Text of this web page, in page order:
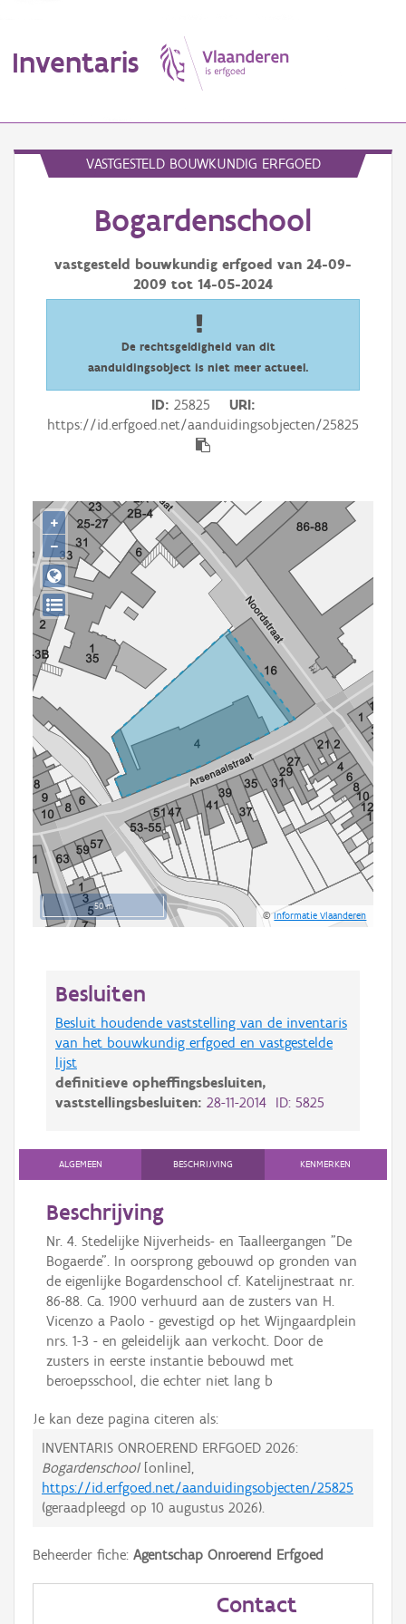
Inventaris
Aanduidingsobject
Waarneming
Persoon of collectief
Aanmelden
VASTGESTELD BOUWKUNDIG ERFGOED
Bogardenschool
vastgesteld bouwkundig erfgoed van 24-09-
2009 tot 14-05-2024
De rechtsgeldigheid van dit
aanduidingsobject is niet meer actueel.
ID 25825
URI
https://id.erfgoed.net/aanduidingsobjecten/25825
50 m
©Informatie Vlaanderen
+
−
Besluiten
Besluit houdende vaststelling van de inventaris
van het bouwkundig erfgoed en vastgestelde
lijst
definitieve opheffingsbesluiten,
vaststellingsbesluiten: 28-11-2014 ID: 5825
ALGEMEEN BESCHRIJVING KENMERKEN
Beschrijving
Nr. 4. Stedelijke Nijverheids- en Taalleergangen "De
Bogaerde". In oorsprong gebouwd op gronden van
de eigenlijke Bogardenschool cf. Katelijnestraat nr.
86-88. Ca. 1900 verhuurd aan de zusters van H.
Vicenzo a Paolo - gevestigd op het Wijngaardplein
nrs. 1-3 - en geleidelijk aan verkocht. Door de
zusters in eerste instantie bebouwd met
beroepsschool, die echter niet lang b
Je kan deze pagina citeren als:
INVENTARIS ONROEREND ERFGOED 2026:
Bogardenschool[online],
https://id.erfgoed.net/aanduidingsobjecten/25825
(geraadpleegd op 10 augustus 2026).
Beheerder fiche: Agentschap Onroerend Erfgoed
Contact